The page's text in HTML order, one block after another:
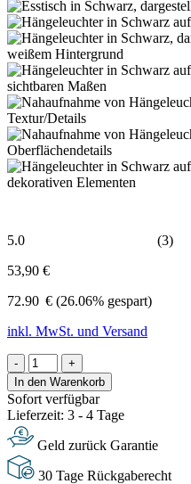
5.0
(3)
53,90 €
72.90 € (26.06% gespart)
inkl. MwSt. und Versand
-
+
In den Warenkorb
Sofort verfügbar
Lieferzeit: 3 - 4 Tage
Geld zurück Garantie
30 Tage Rückgaberecht